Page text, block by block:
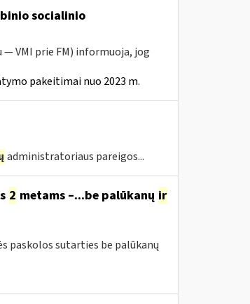
socialinio
VMI prie FM) informuoja, jog
pakeitimai nuo 2023 m.
administratoriaus pareigos...
2 metams –...be palūkanų ir
paskolos sutarties be palūkanų